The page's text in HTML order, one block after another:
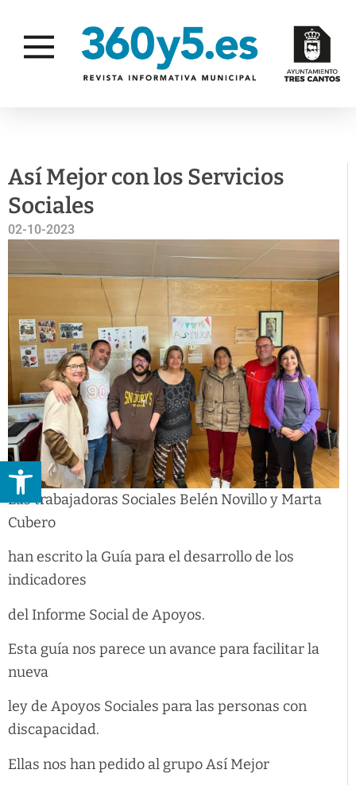
Abrir barra de herramientas
Así Mejor con los Servicios
Sociales
02-10-2023
Las trabajadoras Sociales Belén Novillo y Marta
Cubero
han escrito la Guía para el desarrollo de los
indicadores
del Informe Social de Apoyos.
Esta guía nos parece un avance para facilitar la
nueva
ley de Apoyos Sociales para las personas con
discapacidad.
Ellas nos han pedido al grupo Así Mejor